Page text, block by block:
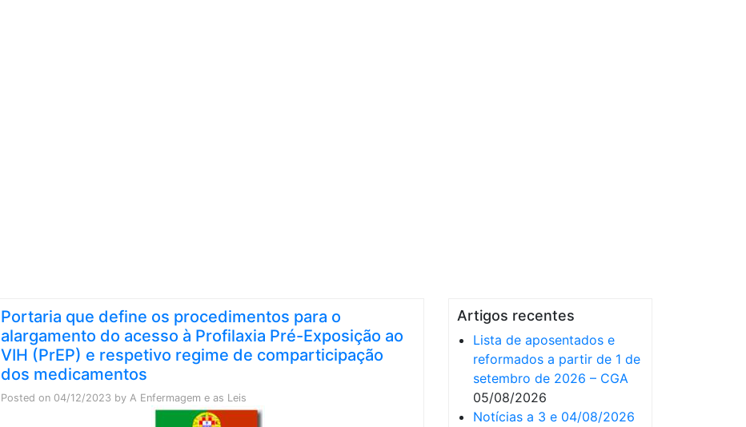
Portaria que define os procedimentos para o
alargamento do acesso à Profilaxia Pré-Exposição ao
VIH (PrEP) e respetivo regime de comparticipação
dos medicamentos
Posted on 04/12/2023 by A Enfermagem e as Leis
Artigos recentes
Lista de aposentados e
reformados a partir de 1 de
setembro de 2026 – CGA
05/08/2026
Notícias a 3 e 04/08/2026